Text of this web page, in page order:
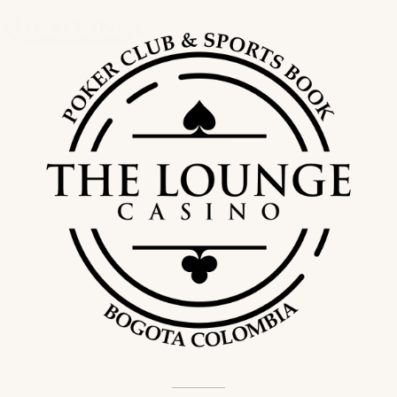
Ubicación
Calle 81 Bogotá: qué encontrar en la
Zona T y cómo llegar